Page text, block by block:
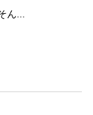
ん...